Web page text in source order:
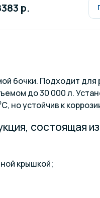
р.
бочки. Подходит
до 30 000 л.
но устойчив к
состоящая
крышкой;